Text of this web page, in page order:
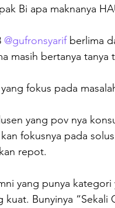
Bi apa maknanya
@gufronsyarif berlima
masih bertanya
fokus pada
yang pov nya
fokusnya pada
repot.
yang punya kategori
kuat. Bunyinya